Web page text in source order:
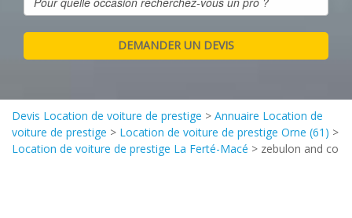
Devis Location de voiture de prestige > Annuaire Location de
voiture de prestige > Location de voiture de prestige Orne (61) >
Location de voiture de prestige La Ferté-Macé > zebulon and co